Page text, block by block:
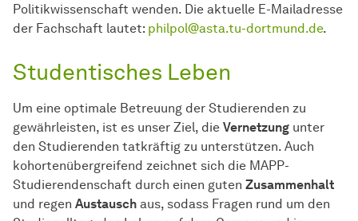
Politikwissenschaft wenden. Die aktuelle E-Mailadresse
der Fachschaft lautet: philpol@asta.tu-dortmund.de.
Studentisches Leben
Um eine optimale Betreuung der Studierenden zu
gewährleisten, ist es unser Ziel, die Vernetzung unter
den Studierenden tatkräftig zu unterstützen. Auch
kohortenübergreifend zeichnet sich die MAPP-
Studierendenschaft durch einen guten Zusammenhalt
und regen Austausch aus, sodass Fragen rund um den